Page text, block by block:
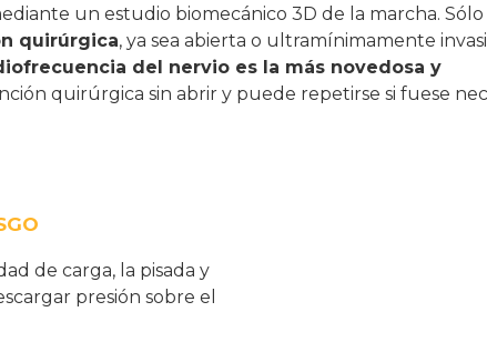
un estudio biomecánico 3D de la marcha. Sólo
quirúrgica, ya sea abierta o ultramínimamente
del nervio es la más novedosa y
quirúrgica sin abrir y puede repetirse si fuese
de carga, la pisada y
presión sobre el